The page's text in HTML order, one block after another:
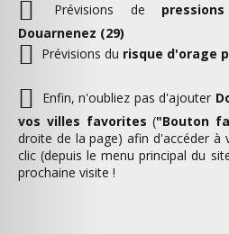
Prévisions de
Douarnenez (29)
Prévisions du risque d'orage
Enfin, n'oubliez pas d'ajouter
vos villes favorites ("Bouton
droite de la page) afin d'accéder à
clic (depuis le menu principal du
prochaine visite !